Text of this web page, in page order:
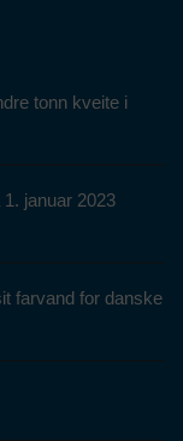
tonn kveite i
januar 2023
farvand for danske